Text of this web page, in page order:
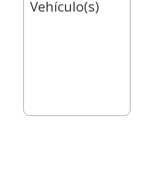
Vehículo(s)